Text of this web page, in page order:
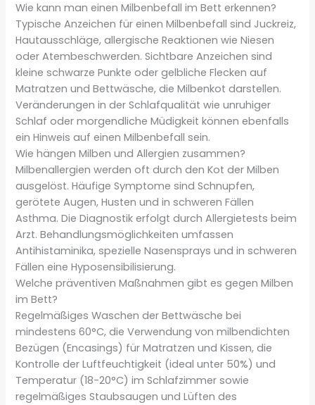
Wie kann man einen Milbenbefall im Bett erkennen?
Typische Anzeichen für einen Milbenbefall sind Juckreiz,
Hautausschläge, allergische Reaktionen wie Niesen
oder Atembeschwerden. Sichtbare Anzeichen sind
kleine schwarze Punkte oder gelbliche Flecken auf
Matratzen und Bettwäsche, die Milbenkot darstellen.
Veränderungen in der Schlafqualität wie unruhiger
Schlaf oder morgendliche Müdigkeit können ebenfalls
ein Hinweis auf einen Milbenbefall sein.
Wie hängen Milben und Allergien zusammen?
Milbenallergien werden oft durch den Kot der Milben
ausgelöst. Häufige Symptome sind Schnupfen,
gerötete Augen, Husten und in schweren Fällen
Asthma. Die Diagnostik erfolgt durch Allergietests beim
Arzt. Behandlungsmöglichkeiten umfassen
Antihistaminika, spezielle Nasensprays und in schweren
Fällen eine Hyposensibilisierung.
Welche präventiven Maßnahmen gibt es gegen Milben
im Bett?
Regelmäßiges Waschen der Bettwäsche bei
mindestens 60°C, die Verwendung von milbendichten
Bezügen (Encasings) für Matratzen und Kissen, die
Kontrolle der Luftfeuchtigkeit (ideal unter 50%) und
Temperatur (18-20°C) im Schlafzimmer sowie
regelmäßiges Staubsaugen und Lüften des